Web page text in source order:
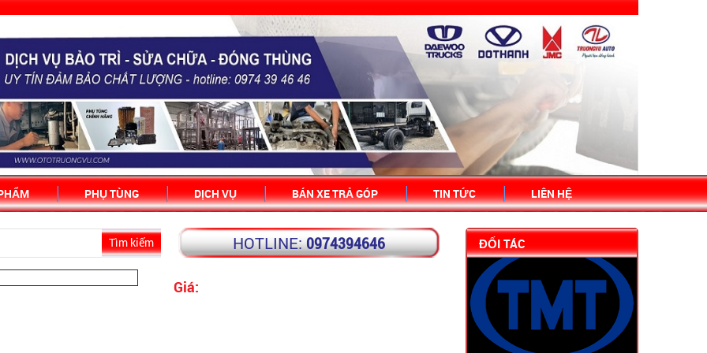
PHỤ TÙNG DỊCH VỤ BÁN XE TRẢ GÓP TIN TỨC LIÊN HỆ
Tìm kiếm HOTLINE:0974394646
Giá:
ĐỐI TÁC
NGÀY HỘI TERACO 2022